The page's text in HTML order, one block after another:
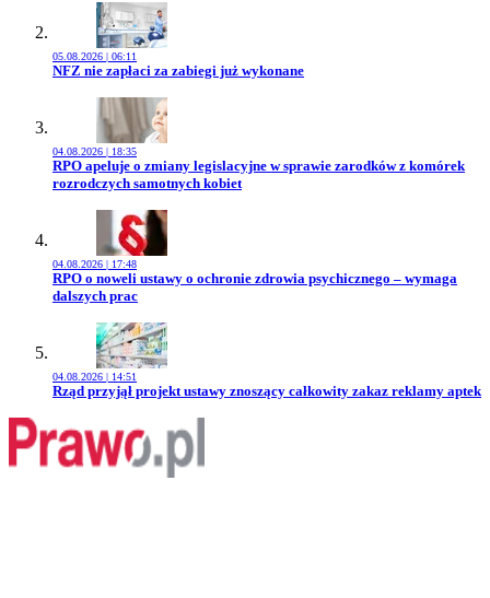
05.08.2026 | 06:11
Przejdź do artykułu:
NFZ nie zapłaci za zabiegi już wykonane
04.08.2026 | 18:35
Przejdź do artykułu:
RPO apeluje o zmiany legislacyjne w sprawie zarodków z komórek
rozrodczych samotnych kobiet
04.08.2026 | 17:48
Przejdź do artykułu:
RPO o noweli ustawy o ochronie zdrowia psychicznego – wymaga
dalszych prac
04.08.2026 | 14:51
Przejdź do artykułu:
Rząd przyjął projekt ustawy znoszący całkowity zakaz reklamy aptek